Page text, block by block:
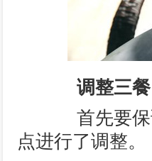
调整三餐
首先要保
点进行了调整。